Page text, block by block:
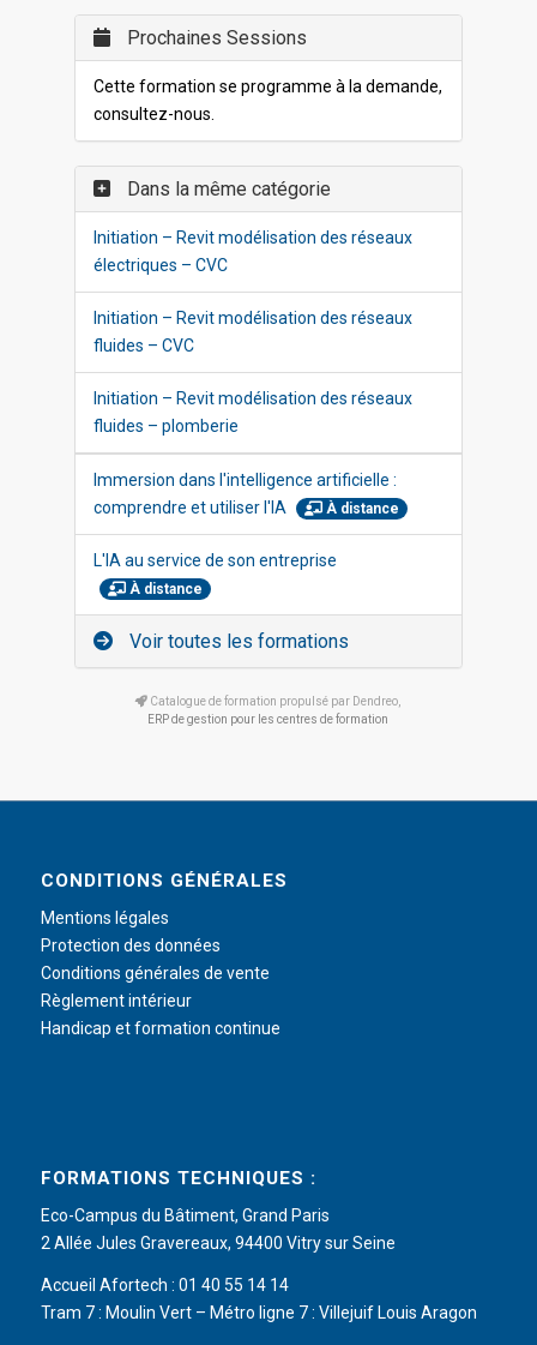
Prochaines Sessions
Cette formation se programme à la demande,
consultez-nous.
Dans la même catégorie
Initiation – Revit modélisation des réseaux
électriques – CVC
Initiation – Revit modélisation des réseaux
fluides – CVC
Initiation – Revit modélisation des réseaux
fluides – plomberie
Immersion dans l'intelligence artificielle :
comprendre et utiliser l'IA
À distance
L'IA au service de son entreprise
À distance
Voir toutes les formations
Catalogue de formation propulsé par Dendreo,
ERP de gestion pour les centres de formation
CONDITIONS GÉNÉRALES
Mentions légales
Protection des données
Conditions générales de vente
Règlement intérieur
Handicap et formation continue
FORMATIONS TECHNIQUES :
Eco-Campus du Bâtiment, Grand Paris
2 Allée Jules Gravereaux, 94400 Vitry sur Seine
Accueil Afortech : 01 40 55 14 14
Tram 7 : Moulin Vert – Métro ligne 7 : Villejuif Louis Aragon